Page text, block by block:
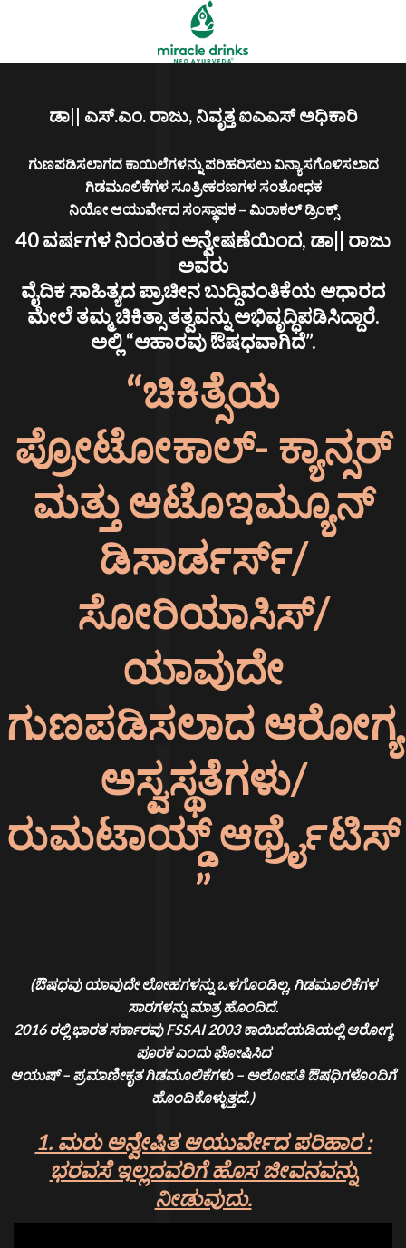
ಡಾ|| ಎಸ್.ಎಂ. ರಾಜು, ನಿವೃತ್ತ ಐಎಎಸ್ ಅಧಿಕಾರಿ
ಗುಣಪಡಿಸಲಾಗದ ಕಾಯಿಲೆಗಳನ್ನು ಪರಿಹರಿಸಲು ವಿನ್ಯಾಸಗೊಳಿಸಲಾದ
ಗಿಡಮೂಲಿಕೆಗಳ ಸೂತ್ರೀಕರಣಗಳ ಸಂಶೋಧಕ
ನಿಯೋ ಆಯುರ್ವೇದ ಸಂಸ್ಥಾಪಕ – ಮಿರಾಕಲ್ ಡ್ರಿಂಕ್ಸ್
40 ವರ್ಷಗಳ ನಿರಂತರ ಅನ್ವೇಷಣೆಯಿಂದ, ಡಾ|| ರಾಜು
ಅವರು
ವೈದಿಕ ಸಾಹಿತ್ಯದ ಪ್ರಾಚೀನ ಬುದ್ದಿವಂತಿಕೆಯ ಆಧಾರದ
ಮೇಲೆ ತಮ್ಮ ಚಿಕಿತ್ಸಾ ತತ್ವವನ್ನು ಅಭಿವೃದ್ಧಿಪಡಿಸಿದ್ದಾರೆ.
ಅಲ್ಲಿ “ಆಹಾರವು ಔಷಧವಾಗಿದೆ”.
“ಚಿಕಿತ್ಸೆಯ
ಪ್ರೋಟೋಕಾಲ್- ಕ್ಯಾನ್ಸರ್
ಮತ್ತು ಆಟೊಇಮ್ಯೂನ್
ಡಿಸಾರ್ಡರ್ಸ್/
ಸೋರಿಯಾಸಿಸ್/
ಯಾವುದೇ
ಗುಣಪಡಿಸಲಾದ ಆರೋಗ್ಯ
ಅಸ್ವಸ್ಥತೆಗಳು/
ರುಮಟಾಯ್ಡ್ ಆರ್ಥ್ರೈಟಿಸ್
”
(ಔಷಧವು ಯಾವುದೇ ಲೋಹಗಳನ್ನು ಒಳಗೊಂಡಿಲ್ಲ, ಗಿಡಮೂಲಿಕೆಗಳ
ಸಾರಗಳನ್ನು ಮಾತ್ರ ಹೊಂದಿದೆ.
2016 ರಲ್ಲಿ ಭಾರತ ಸರ್ಕಾರವು FSSAI 2003 ಕಾಯಿದೆಯಡಿಯಲ್ಲಿ ಆರೋಗ್ಯ
ಪೂರಕ ಎಂದು ಘೋಷಿಸಿದ
ಆಯುಷ್ – ಪ್ರಮಾಣೀಕೃತ ಗಿಡಮೂಲಿಕೆಗಳು – ಅಲೋಪತಿ ಔಷಧಿಗಳೊಂದಿಗೆ
ಹೊಂದಿಕೊಳ್ಳುತ್ತದೆ.)
1. ಮರು ಅನ್ವೇಷಿತ ಆಯುರ್ವೇದ ಪರಿಹಾರ :
ಭರವಸೆ ಇಲ್ಲದವರಿಗೆ ಹೊಸ ಜೀವನವನ್ನು
ನೀಡುವುದು.